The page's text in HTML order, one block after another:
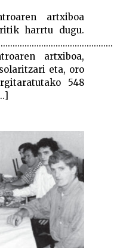
artxiboa
harrtu dugu.
artxiboa,
eta, oro
548